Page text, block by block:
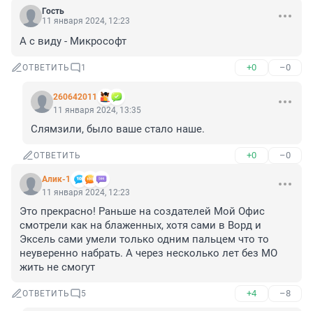
Гость
11 января 2024, 12:23
А с виду - Микрософт
ОТВЕТИТЬ 1 +0 –0
260642011
11 января 2024, 13:35
Слямзили, было ваше стало наше.
ОТВЕТИТЬ +0 –0
Алик-1
11 января 2024, 12:23
Это прекрасно! Раньше на создателей Мой Офис
смотрели как на блаженных, хотя сами в Ворд и
Эксель сами умели только одним пальцем что то
неуверенно набрать. А через несколько лет без МО
жить не смогут
ОТВЕТИТЬ 5 +4 –8